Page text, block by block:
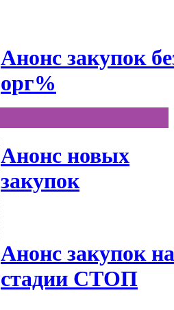
Анонс закупок
орг%
Анонс новых
закупок
Анонс закупок на
стадии СТОП